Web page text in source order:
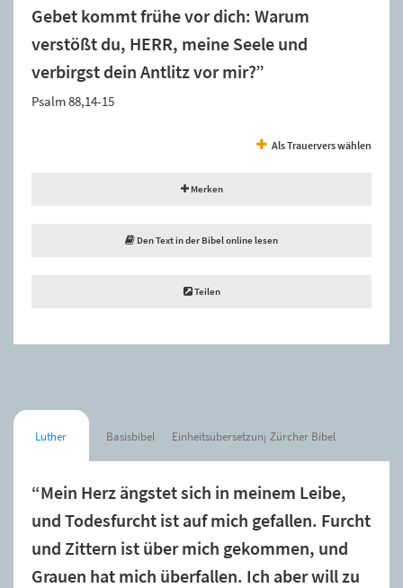
Gebet kommt frühe vor dich: Warum
verstößt du, HERR, meine Seele und
verbirgst dein Antlitz vor mir?”
Psalm 88,14-15
Als Trauervers wählen
Merken
Den Text in der Bibel online lesen
Teilen
Luther Basisbibel Einheitsübersetzung Zürcher Bibel
“Mein Herz ängstet sich in meinem Leibe,
und Todesfurcht ist auf mich gefallen. Furcht
und Zittern ist über mich gekommen, und
Grauen hat mich überfallen. Ich aber will zu